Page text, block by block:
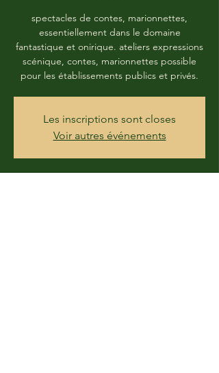
spectacles de contes, marionnettes,
essentiellement dans le domaine
fantastique et onirique. ateliers expressions
scénique, contes, marionnettes possible
pour les établissements publics et privés.
Les inscriptions sont closes
Voir autres événements